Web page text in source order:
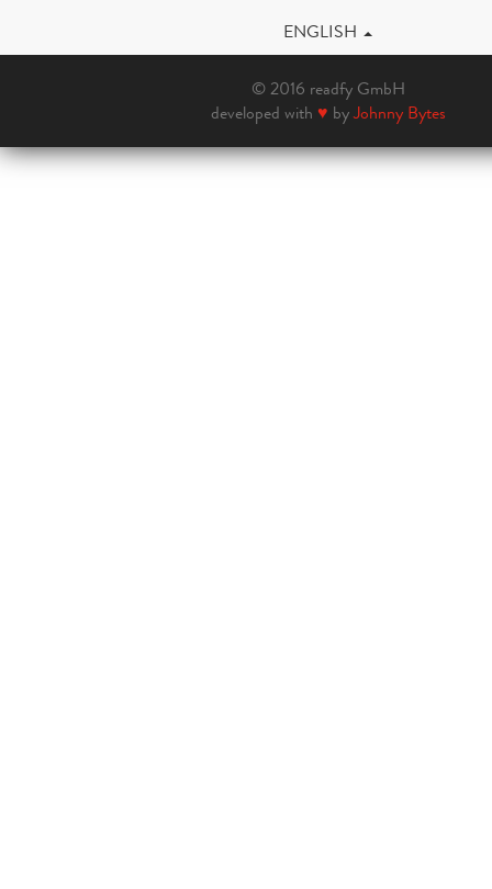
ENGLISH
© 2016 readfy GmbH
developed with ♥ byJohnny Bytes